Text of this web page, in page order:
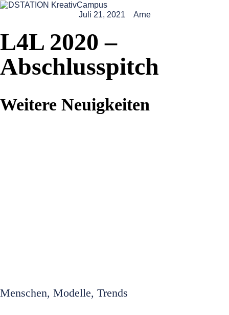
Juli 21, 2021 Arne
L4L 2020 –
Abschlusspitch
Weitere Neuigkeiten
Menschen, Modelle, Trends